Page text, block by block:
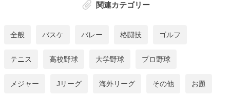
関連カテゴリー
全般 バスケ バレー 格闘技 ゴルフ
テニス 高校野球 大学野球 プロ野球
メジャー Jリーグ 海外リーグ その他 お題